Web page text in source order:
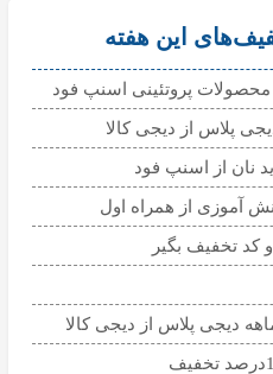
این هفته
آموزی از همراه اول
کد تخفیف بگیر